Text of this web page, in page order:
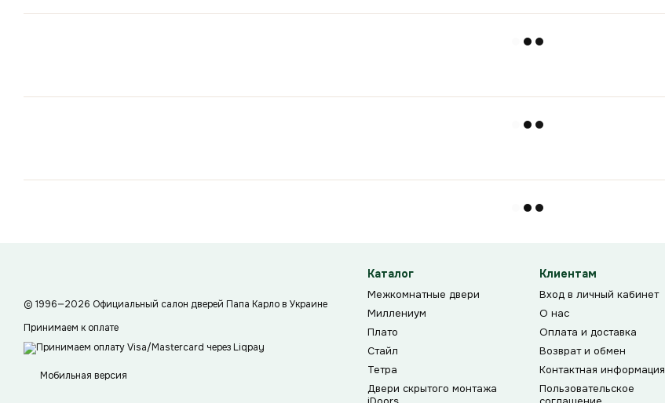
© 1996—2026 Официальный салон дверей Папа Карло в Украине
Принимаем к оплате
Мобильная версия
Каталог
Межкомнатные двери
Миллениум
Плато
Стайл
Тетра
Двери скрытого монтажа
Клиентам
Вход в личный кабинет
О нас
Оплата и доставка
Возврат и обмен
Контактная информация
Пользовательское